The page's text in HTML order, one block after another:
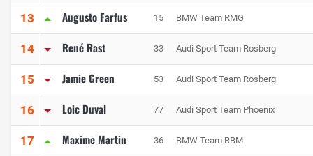
13 Augusto Farfus 15 BMW Team RMG
14 René Rast 33 Audi Sport Team Rosberg
15 Jamie Green 53 Audi Sport Team Rosberg
16 Loic Duval 77 Audi Sport Team Phoenix
17 Maxime Martin 36 BMW Team RBM